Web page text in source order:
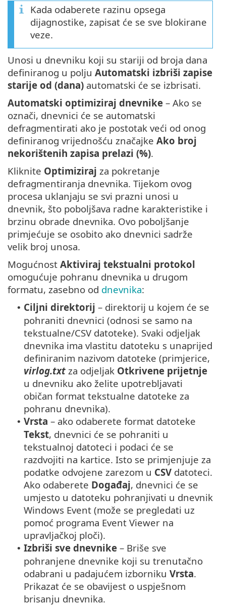
Kada odaberete razinu opsega
dijagnostike, zapisat će se sve blokirane
veze.
Unosi u dnevniku koji su stariji od broja dana
definiranog u polju Automatski izbriši zapise
starije od (dana) automatski će se izbrisati.
Automatski optimiziraj dnevnike – Ako se
označi, dnevnici će se automatski
defragmentirati ako je postotak veći od onog
definiranog vrijednošću značajke Ako broj
nekorištenih zapisa prelazi (%).
Kliknite Optimiziraj za pokretanje
defragmentiranja dnevnika. Tijekom ovog
procesa uklanjaju se svi prazni unosi u
dnevnik, što poboljšava radne karakteristike i
brzinu obrade dnevnika. Ovo poboljšanje
primjećuje se osobito ako dnevnici sadrže
velik broj unosa.
Mogućnost Aktiviraj tekstualni protokol
omogućuje pohranu dnevnika u drugom
formatu, zasebno od dnevnika:
• Ciljni direktorij – direktorij u kojem će se
pohraniti dnevnici (odnosi se samo na
tekstualne/CSV datoteke). Svaki odjeljak
dnevnika ima vlastitu datoteku s unaprijed
definiranim nazivom datoteke (primjerice,
virlog.txt za odjeljak Otkrivene prijetnje
u dnevniku ako želite upotrebljavati
običan format tekstualne datoteke za
pohranu dnevnika).
• Vrsta – ako odaberete format datoteke
Tekst, dnevnici će se pohraniti u
tekstualnoj datoteci i podaci će se
razdvojiti na kartice. Isto se primjenjuje za
podatke odvojene zarezom u CSV datoteci.
Ako odaberete Događaj, dnevnici će se
umjesto u datoteku pohranjivati u dnevnik
Windows Event (može se pregledati uz
pomoć programa Event Viewer na
upravljačkoj ploči).
• Izbriši sve dnevnike – Briše sve
pohranjene dnevnike koji su trenutačno
odabrani u padajućem izborniku Vrsta.
Prikazat će se obavijest o uspješnom
brisanju dnevnika.